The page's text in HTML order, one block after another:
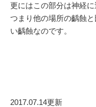
更にはこの部分は神経に
つまり他の場所の齲蝕
い齲蝕なのです。
2017.07.14更新